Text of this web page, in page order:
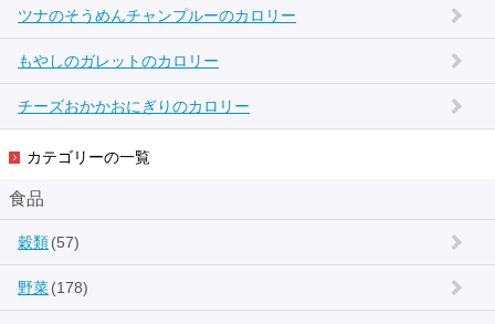
ツナのそうめんチャンプルーのカロリー
もやしのガレットのカロリー
チーズおかかおにぎりのカロリー
カテゴリーの一覧
食品
穀類(57)
野菜(178)